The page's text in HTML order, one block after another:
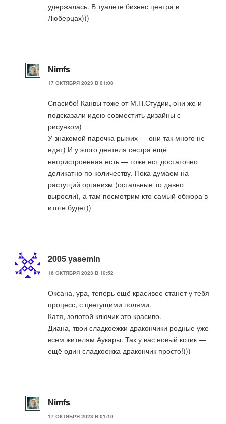
удержалась. В туалете бизнес центра в
Люберцах)))
Nimfs
17 ОКТЯБРЯ 2023 В 01:08
Спасибо! Канвы тоже от М.П.Студии, они же и
подсказали идею совместить дизайны с
рисунком)
У знакомой парочка рыжих — они так много не
едят) И у этого деятеля сестра ещё
непристроенная есть — тоже ест достаточно
деликатно по количеству. Пока думаем на
растущий организм (остальные то давно
выросли), а там посмотрим кто самый обжора в
итоге будет))
2005 yasemin
16 ОКТЯБРЯ 2023 В 10:52
Оксана, ура, теперь ещё красивее станет у тебя
процесс, с цветущими полями.
Катя, золотой ключик это красиво.
Диана, твои сладкоежки дракончики родные уже
всем жителям Аукары. Так у вас новый котик —
ещё один сладкоежка дракончик просто!)))
Nimfs
17 ОКТЯБРЯ 2023 В 01:10